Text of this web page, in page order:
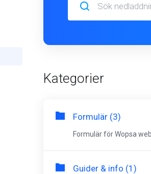
Kategorier
Formulär (3)
Formulär för Wopsa
Guider & info (1)